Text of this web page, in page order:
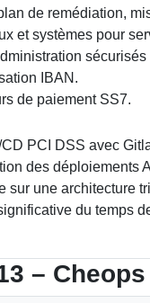
de remédiation,
et systèmes pour
sécurisés
IBAN.
de paiement SS7.
PCI DSS avec
des déploiements
sur une architecture
du temps
–